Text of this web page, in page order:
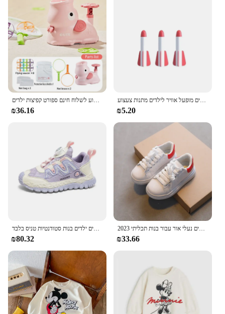
עף דיסק אוויר דיסק משגר צלחת משגר בחוץ מדחף גן משחק רומן ילדים צעצוע עבור ילד לקפוץ ספורט משלוח חינם משחק נורמלי ילדים צעצוע לשלוח חינם ספורט קפיצות ילדים
₪36.16
משאבת אוויר חיצונית מדחפת אוויר חיצונית לוחצת חליפת רקטות קופצות אוויר מדממת קפיצות משחק משגר טילים מופעל אוויר לילדים מתנות צעצוע
₪5.20
נעלי ספורט לילדים 2025 ילדים ילדים ילדים בנות סטודנטיות טניס בלבד
₪80.32
2023 האביב חדש לילדים אופנה רך לבן בני ספורט נעלי קוריאני סגנון סטודנטים שרוכים נעלי אור עבור בנות תכליתי
₪33.66